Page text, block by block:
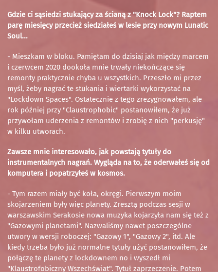
Gdzie ci sąsiedzi stukający za ścianą z "Knock Lock"? Raptem
parę miesięcy przecież siedziałeś w lesie przy nowym Lunatic
Soul...
- Mieszkam w bloku. Pamiętam do dzisiaj jak między marcem
i czerwcem 2020 dookoła mnie trwały niekończące się
remonty praktycznie chyba u wszystkich. Przeszło mi przez
myśl, żeby nagrać te stukania i wiertarki wykorzystać na
"Lockdown Spaces". Ostatecznie z tego zrezygnowałem, ale
rok później przy "Claustrophobic" postanowiłem, że już
przywołam uderzenia z remontów i zrobię z nich "perkusję"
w kilku utworach.
Zawsze mnie interesowało, jak powstają tytuły do
instrumentalnych nagrań. Wygląda na to, że oderwałeś się od
komputera i popatrzyłeś w kosmos.
- Tym razem miały być koła, okręgi. Pierwszym moim
skojarzeniem były więc planety. Zresztą podczas sesji w
warszawskim Serakosie nowa muzyka kojarzyła nam się też z
"Gazowymi planetami". Nazwaliśmy nawet poszczególne
utwory w wersji roboczej: "Gazowy 1", "Gazowy 2", itd. Ale
kiedy trzeba było już normalne tytuły użyć postanowiłem, że
połączę te planety z lockdownem no i wyszedł mi
"Klaustrofobiczny Wszechświat". Tytuł zaprzeczenie. Potem